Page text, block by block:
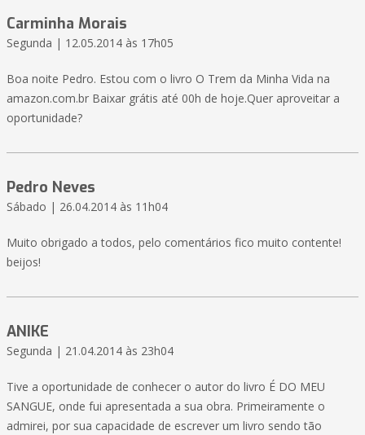
Carminha Morais
Segunda | 12.05.2014 às 17h05
Boa noite Pedro. Estou com o livro O Trem da Minha Vida na
amazon.com.br Baixar grátis até 00h de hoje.Quer aproveitar a
oportunidade?
Pedro Neves
Sábado | 26.04.2014 às 11h04
Muito obrigado a todos, pelo comentários fico muito contente!
beijos!
ANIKE
Segunda | 21.04.2014 às 23h04
Tive a oportunidade de conhecer o autor do livro É DO MEU
SANGUE, onde fui apresentada a sua obra. Primeiramente o
admirei, por sua capacidade de escrever um livro sendo tão